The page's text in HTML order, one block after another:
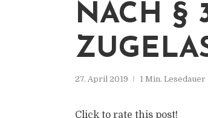
NACH §
27. April 2019 1 Min. Lesedauer
Click to rate this post!